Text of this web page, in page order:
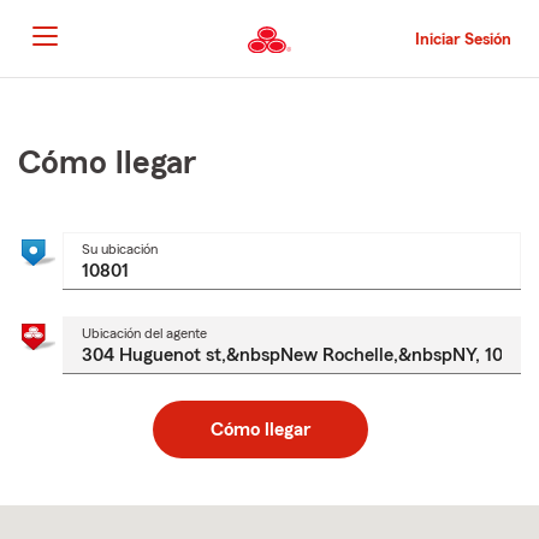
al
contenido
principal
Iniciar Sesión
principal
Cómo llegar
Su ubicación
Ubicación del agente
Cómo llegar
to